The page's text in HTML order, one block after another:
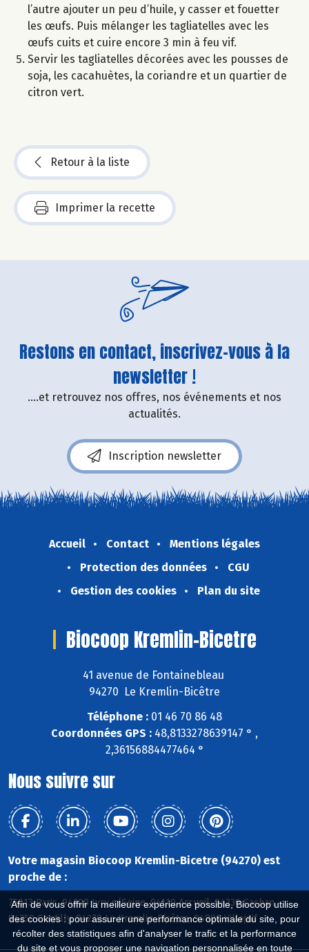
Afin de vous offrir la meilleure expérience possible, Biocoop utilise
des cookies : pour assurer une performance optimale du site, pour
récolter des statistiques afin d'analyser le trafic et la performance
du site et vous proposer une navigation personnalisée en toute
l’autre ajouter un peu d’huile, y casser et fouetter
les œufs. Puis mélanger les tagliatelles avec les
œufs cuits et cuire encore 3 min à feu vif.
Servir les tagliatelles décorées avec les pousses de
soja, les cacahuètes, la coriandre et un quartier de
citron vert.
Retour à la liste
Imprimer la recette
Restons en contact, inscrivez-vous à la
newsletter !
....et retrouvez nos offres, nos événements et nos
actualités.
Inscription newsletter
Accueil Contact
Mentions légales
Protection des données
CGU
Gestion des cookies
Plan du site
Biocoop Kremlin-Bicetre
41 avenue de Fontainebleau
94270 Le Kremlin-Bicêtre
Téléphone : 01 46 70 86 48
Coordonnées GPS : 48,8133278639147 ° ,
2,36156884477464 °
Nous suivre sur
Votre magasin Biocoop Kremlin-Bicetre (94270) est
proche de :
75013 Paris, 94200 Ivry s/Seine, 94110 Arcueil, 94230 Cachan,
94250 Gentilly, 94270 Le Kremlin-Bicêtre, 94800 Villejuif